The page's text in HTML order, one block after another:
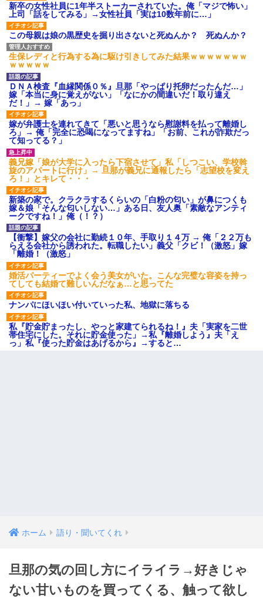
新卒の女性社員に1年半ストーカーされていた。俺「マジで怖い」
上司「話をしてみる」→女性社員「実は10数年前に…」
この母親は娘の黒歴史を掘り出さないと死ぬんか？ 死ぬんか？
生保レディと行為する為に駆け引きしてみた結果ｗｗｗｗｗｗｗ
ｗｗｗｗｗ
ＤＮＡ検査『血縁関係０％』旦那「やっぱり托卵だったんだ…」
嫁「本当に身に覚えがない」「なにかの間違いだ！取り違え
だ！」→ 嫁「あっ」
嫁が弁護士を連れてきて「悪いと思うなら慰謝料を払って離婚し
ろ」→ 俺「完全に恐喝になってますね」「お前、これが詐欺だっ
て知ってる？」
義兄嫁「娘が大学に入ったら下宿させて」私「しつこい、学校斡
旋のアパートに行け」→ 旦那が義兄に通報したら「志望校を変え
ろ！」とキレて・・・
新築の家で。クラクラするくらいの「白粉の匂い」が鼻につくも
嫁＆娘「そんな匂いしない…」ある日、友人奥「素敵なアンティ
ークですね！」俺（！？）
【衝撃】嫁父の会社に勤続１０年、手取り１４万 → 俺「２２万も
らえる会社から誘われた。転職したい」義父「クビ！（激怒」嫁
「離婚！（激怒」
婚活パーティーでよく会う美女がいた。こんな完璧な容姿を持っ
てしても結婚て難しいんだなぁ…と思ってた
ナンパにほいほい付いていった私、地獄に落ちる
私『貯金貯まったし、やっと家建てられるね！』夫「実家を二世
帯住宅にした。それに貯金使った」→私『離婚しよう』夫「え
っ」私『使った貯金はあげるから』→すると…
ホーム 語り・聞いてくれ
旦那の気の回し方にイライラ→好きじゃ
ない甘いものを買ってくる、触って欲し